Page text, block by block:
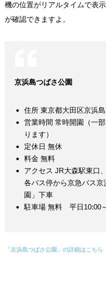
機の位置がリアルタイムで表
が確認できますよ。
京浜島つばさ公園
住所 東京都大田区京浜
営業時間 常時開園（一
ります）
定休日 無休
料金 無料
アクセス JR大森駅東口
各バス停から京急バス
園」下車
駐車場 無料 平日10:00
「京浜島つばさ公園」の詳細はこちら